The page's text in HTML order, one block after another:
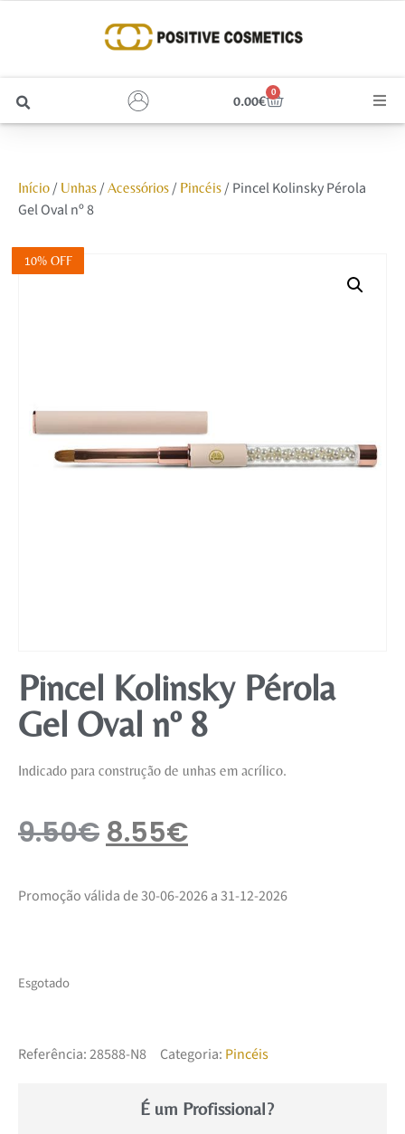
0.00€
0
Unhas
Mobiliário
Início/ Unhas/ Acessórios/ Pincéis/ Pincel Kolinsky Pérola
Gel Oval nº 8
10% OFF
Pincel Kolinsky Pérola
Gel Oval nº 8
Indicado para construção de unhas em acrílico.
9.50€ 8.55€
Promoção válida de 30-06-2026 a 31-12-2026
Esgotado
Referência:28588-N8 Categoria: Pincéis
É um Profissional?